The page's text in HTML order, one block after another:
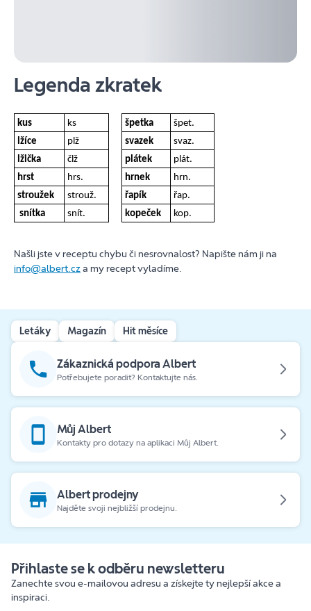
Legenda zkratek
kus ks špetka
špet.
lžíce
plž svazek
svaz.
lžička
člž plátek
plát.
hrst
hrs. hrnek
hrn.
stroužek
strouž. řapík
řap.
snítka
snít. kopeček kop.
Našli jste v receptu chybu či nesrovnalost? Napište nám ji na
info@albert.cza my recept vyladíme.
Letáky Magazín Hit měsíce
Zákaznická podpora Albert
Potřebujete poradit? Kontaktujte nás.
Můj Albert
Kontakty pro dotazy na aplikaci Můj Albert.
Albert prodejny
Najděte svoji nejbližší prodejnu.
Přihlaste se k odběru newsletteru
Zanechte svou e-mailovou adresu a získejte ty nejlepší akce a
inspiraci.